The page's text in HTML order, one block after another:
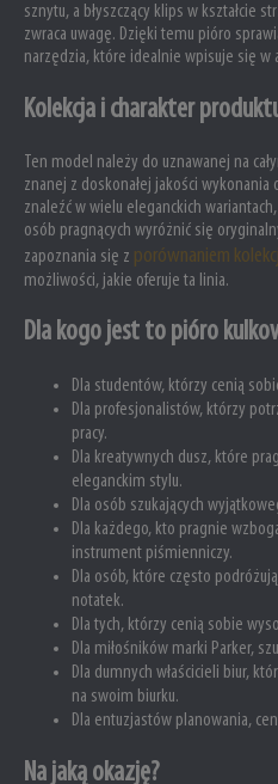
sznytu, a błyszczący klips w kształcie
zwraca uwagę. Dzięki temu pióro
narzędzia, które idealnie wpisuje się w
Kolekcja i charakter
Ten model należy do uznawanej na
znanej z doskonałej jakości wykonania
znaleźć w wielu eleganckich
osób pragnących wyróżnić się
zapoznania się z porównaniem
możliwości, jakie oferuje ta linia.
Dla kogo jest to pióro
Dla studentów, którzy cenią
Dla profesjonalistów, którzy
pracy.
Dla kreatywnych dusz, które
eleganckim stylu.
Dla osób szukających
Dla każdego, kto pragnie
instrument piśmienniczy.
Dla osób, które często
notatek.
Dla tych, którzy cenią sobie
Dla miłośników marki Parker,
Dla dumnych właścicieli biur,
na swoim biurku.
Dla entuzjastów planowania,
Na jaką okazję?